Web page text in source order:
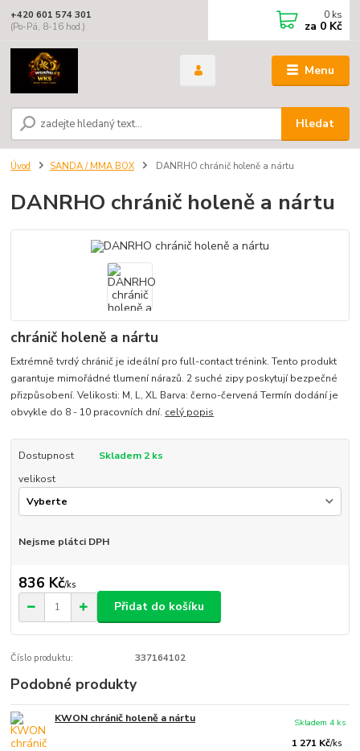
Menu
Hledat
+420 601 574 301
(Po-Pá, 8-16 hod.)
0 ks
za 0 Kč
Úvod SANDA / MMA BOX DANRHO chránič holeně a nártu
DANRHO chránič holeně a nártu
chránič holeně a nártu
Extrémně tvrdý chránič je ideální pro full-contact trénink. Tento produkt
garantuje mimořádné tlumení nárazů. 2 suché zipy poskytují bezpečné
přizpůsobení. Velikosti: M, L, XL Barva: černo-červená Termín dodání je
obvykle do 8 - 10 pracovních dní. celý popis
Dostupnost
Skladem 2 ks
velikost
Nejsme plátci DPH
836 Kč/ks
Přidat do košíku
Číslo produktu: 337164102
Podobné produkty
KWON chránič holeně a nártu
1 271 Kč/ks
Skladem 4 ks